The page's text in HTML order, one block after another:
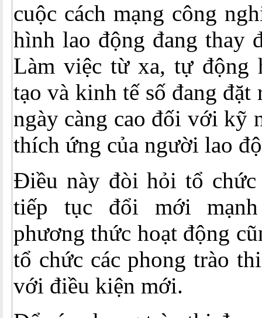
cuộc cách mạng công
hình lao động đang thay
Làm việc từ xa, tự động
tạo và kinh tế số đang đặt
ngày càng cao đối với kỹ
thích ứng của người lao
Điều này đòi hỏi tổ chức
tiếp tục đổi mới
phương thức hoạt động
tổ chức các phong trào
với điều kiện mới.